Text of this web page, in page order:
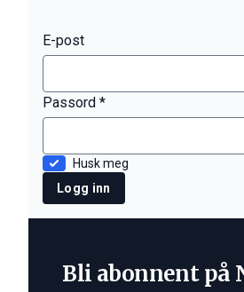
E-post
Passord *
Husk meg
Logg inn
Bli abonnent på